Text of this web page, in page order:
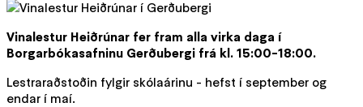
Vinalestur Heiðrúnar fer fram alla virka daga í
Borgarbókasafninu Gerðubergi frá kl. 15:00-18:00.
Lestraraðstoðin fylgir skólaárinu - hefst í september og
endar í maí.